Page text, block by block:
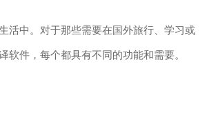
活中。对于那些需要在国外旅行、学习或
件，每个都具有不同的功能和需要。